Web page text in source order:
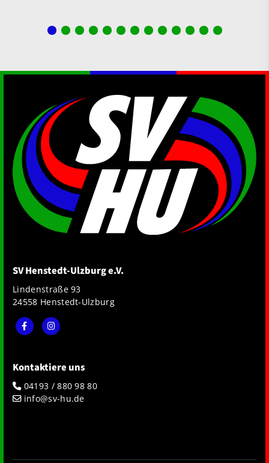
SV Henstedt-Ulzburg e.V.
Lindenstraße 93
24558 Henstedt-Ulzburg
Kontaktiere uns
04193 / 880 98 80
info@sv-hu.de